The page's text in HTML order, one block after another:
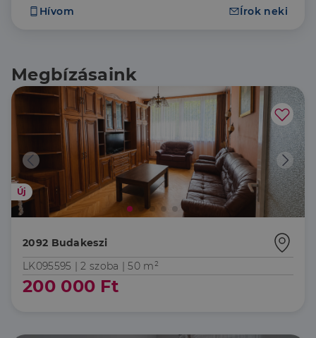
Hívom Írok neki
Megbízásaink
Új
2092 Budakeszi
LK095595 |2 szoba | 50 m²
200 000 Ft